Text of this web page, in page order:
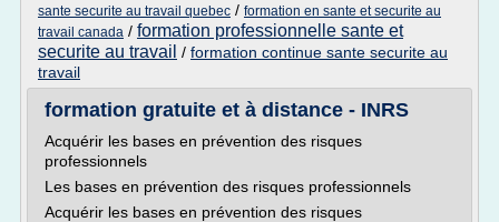
sante securite au travail quebec / formation en sante et securite au
travail canada / formation professionnelle sante et
securite au travail / formation continue sante securite au
travail
formation gratuite et à distance - INRS
Acquérir les bases en prévention des risques
professionnels
Les bases en prévention des risques professionnels
Acquérir les bases en prévention des risques